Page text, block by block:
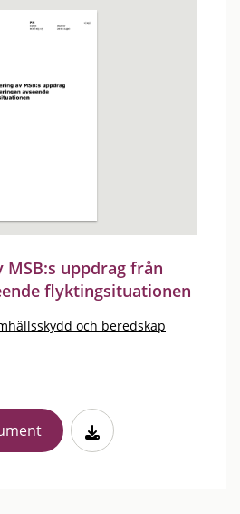
MSB:s uppdrag från
flyktingsituationen
och beredskap